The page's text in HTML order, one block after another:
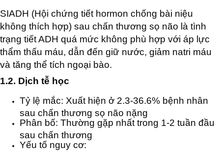
SIADH (Hội chứng tiết hormon chống bài niệu
không thích hợp) sau chấn thương sọ não là tình
trạng tiết ADH quá mức không phù hợp với áp lực
thẩm thấu máu, dẫn đến giữ nước, giảm natri máu
và tăng thể tích ngoại bào.
1.2. Dịch tễ học
Tỷ lệ mắc: Xuất hiện ở 2.3-36.6% bệnh nhân
sau chấn thương sọ não nặng
Phân bố: Thường gặp nhất trong 1-2 tuần đầu
sau chấn thương
Yếu tố nguy cơ: